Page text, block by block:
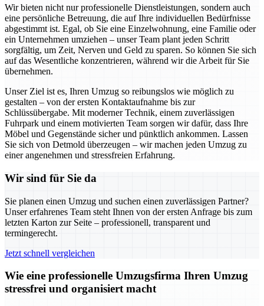
Wir bieten nicht nur professionelle Dienstleistungen, sondern auch
eine persönliche Betreuung, die auf Ihre individuellen Bedürfnisse
abgestimmt ist. Egal, ob Sie eine Einzelwohnung, eine Familie oder
ein Unternehmen umziehen – unser Team plant jeden Schritt
sorgfältig, um Zeit, Nerven und Geld zu sparen. So können Sie sich
auf das Wesentliche konzentrieren, während wir die Arbeit für Sie
übernehmen.
Unser Ziel ist es, Ihren Umzug so reibungslos wie möglich zu
gestalten – von der ersten Kontaktaufnahme bis zur
Schlüssübergabe. Mit moderner Technik, einem zuverlässigen
Fuhrpark und einem motivierten Team sorgen wir dafür, dass Ihre
Möbel und Gegenstände sicher und pünktlich ankommen. Lassen
Sie sich von Detmold überzeugen – wir machen jeden Umzug zu
einer angenehmen und stressfreien Erfahrung.
Wir sind für Sie da
Sie planen einen Umzug und suchen einen zuverlässigen Partner?
Unser erfahrenes Team steht Ihnen von der ersten Anfrage bis zum
letzten Karton zur Seite – professionell, transparent und
termingerecht.
Jetzt schnell vergleichen
Wie eine professionelle Umzugsfirma Ihren Umzug
stressfrei und organisiert macht